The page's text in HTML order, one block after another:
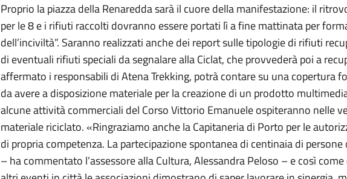
Proprio la piazza della Renaredda sarà il cuore della manifestazione: il
per le 8 e i rifiuti raccolti dovranno essere portati lì a fine mattinata per
dell’inciviltà”. Saranno realizzati anche dei report sulle tipologie di rifiuti
di eventuali rifiuti speciali da segnalare alla Ciclat, che provvederà poi a
affermato i responsabili di Atena Trekking, potrà contare su una copertura
da avere a disposizione materiale per la creazione di un prodotto
alcune attività commerciali del Corso Vittorio Emanuele ospiteranno nelle
materiale riciclato. «Ringraziamo anche la Capitaneria di Porto per le
di propria competenza. La partecipazione spontanea di centinaia di
– ha commentato l’assessore alla Cultura, Alessandra Peloso – e così